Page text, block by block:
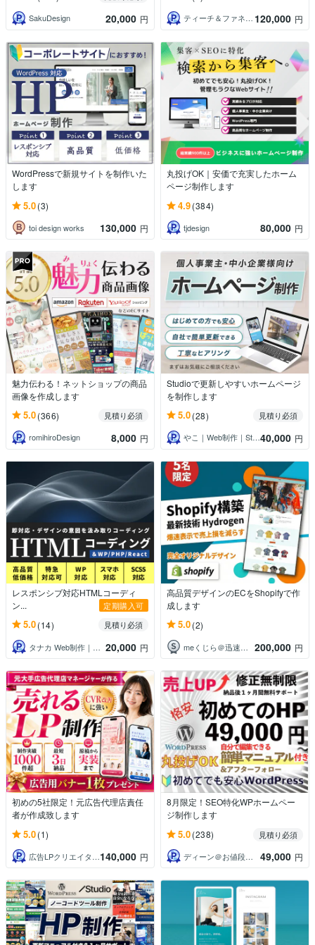
SakuDesign
20,000 円 ティーチ＆ファネルデザイン 120,000 円
WordPressで新規サイトを制作いた
します
5.0(3)
toi design works 130,000 円
丸投げOK｜安価で充実したホーム
ページ制作します
4.9(384)
tjdesign 80,000 円
魅力伝わる！ネットショップの商品
画像を作成します
5.0(366)
見積り必須
romihiroDesign
8,000 円
Studioで更新しやすいホームページ
を制作します
5.0(28)
見積り必須
やこ｜Web制作｜Studio専門 40,000 円
レスポンシブ対応HTMLコーディ
ン...
定期購入可
5.0(14)
見積り必須
タナカ Web制作｜スピード対応・高品質
20,000 円
高品質デザインのECをShopifyで作
成します
5.0(2)
meくじら＠迅速・丁寧な対応でHP作成 200,000 円
初めの5社限定！元広告代理店責任
者が作成致します
5.0(1)
広告LPクリエイター YUKI 140,000 円
8月限定！SEO特化WPホームペー
ジ制作します
5.0(238)
見積り必須
ディーン＠お値段以上！
49,000 円